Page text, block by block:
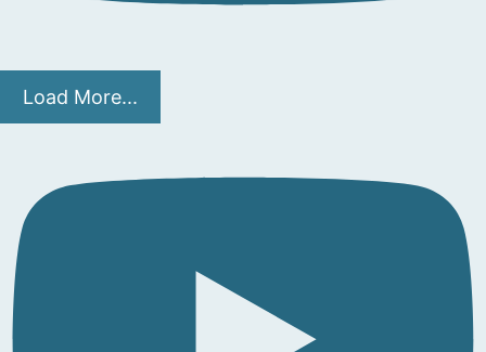
Load More...